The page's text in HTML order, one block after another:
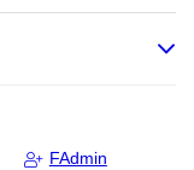
FAdmin